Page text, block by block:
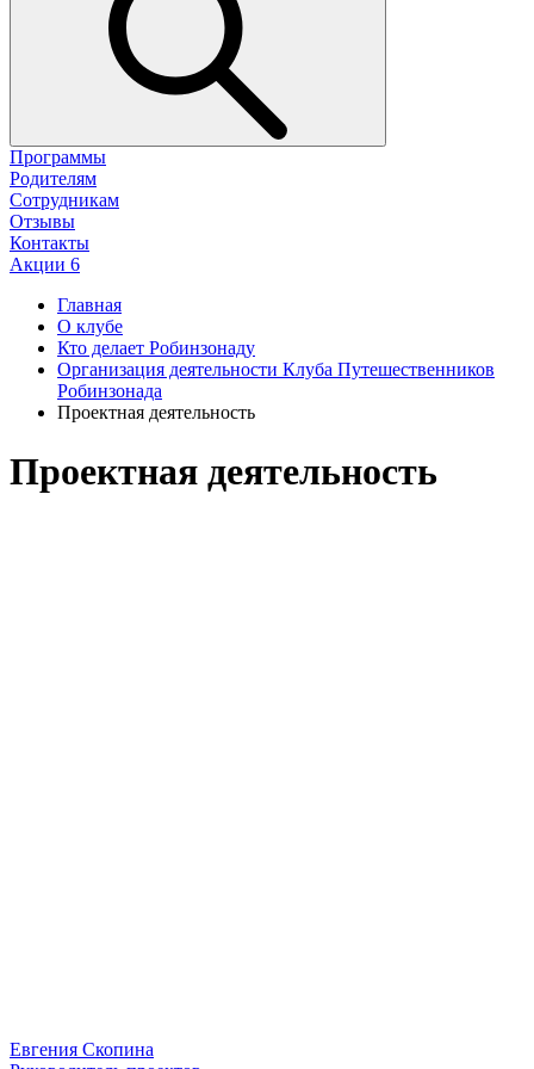
Программы
Родителям
Сотрудникам
Отзывы
Контакты
Акции 6
Главная
О клубе
Кто делает Робинзонаду
Организация деятельности Клуба Путешественников
Робинзонада
Проектная деятельность
Проектная деятельность
Евгения Скопина